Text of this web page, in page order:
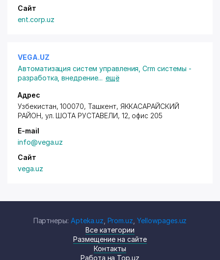
Сайт
ent.corp.uz
VEGA.UZ
Автоматизация систем управления ,Crm системы -
разработка, внедрение... ещё
Адрес
Узбекистан, 100070, Ташкент, ЯККАСАРАЙСКИЙ
РАЙОН, ул. ШОТА РУСТАВЕЛИ, 12, офис 205
E-mail
info@vega.uz
Сайт
vega.uz
Партнеры: Apteka.uz Prom.uz ,Yellowpages.uz
Все категории
Размещение на сайте
Контакты
Работа на Top.uz